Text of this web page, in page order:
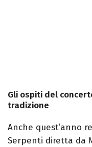
Gli ospiti del
tradizione
Anche quest’anno
Serpenti diretta da